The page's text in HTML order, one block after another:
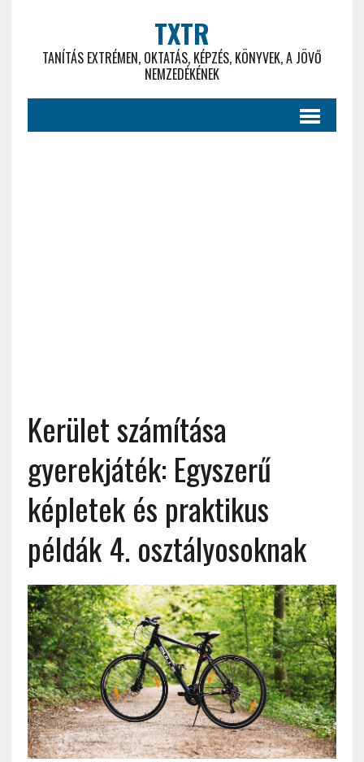
TXTR
TANÍTÁS EXTRÉMEN, OKTATÁS, KÉPZÉS, KÖNYVEK, A JÖVŐ
NEMZEDÉKÉNEK
Kerület számítása
gyerekjáték: Egyszerű
képletek és praktikus
példák 4. osztályosoknak